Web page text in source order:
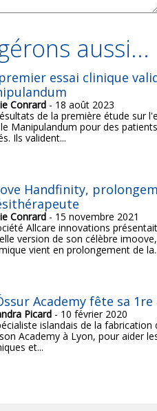
aussi...
essai clinique
Conrard- 18 août 2023
de la première étude sur
Manipulandum pour des
Ils valident...
Handfinity,
Conrard- 15 novembre 2021
Allcare innovations
version de son célèbre
vient en prolongement de
Academy fête sa 1re
Picard- 10 février 2020
islandais de la
Academy à Lyon, pour aider
et...